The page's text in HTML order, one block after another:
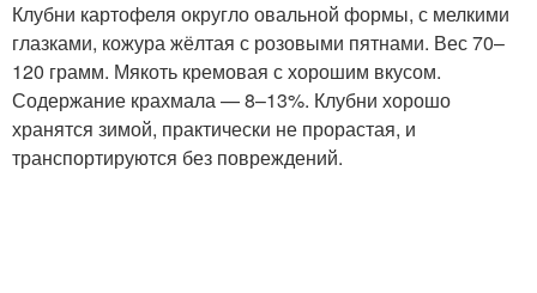
Клубни картофеля округло овальной формы, с мелкими
глазками, кожура жёлтая с розовыми пятнами. Вес 70–
120 грамм. Мякоть кремовая с хорошим вкусом.
Содержание крахмала — 8–13%. Клубни хорошо
хранятся зимой, практически не прорастая, и
транспортируются без повреждений.